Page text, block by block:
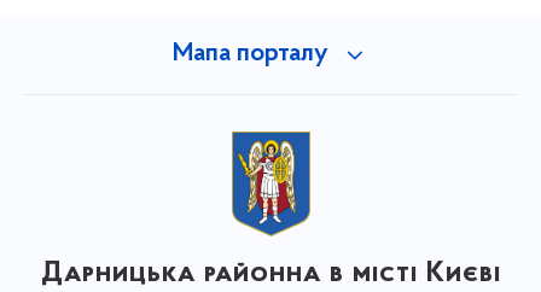
Мапа порталу
Дарницька районна в місті Києві